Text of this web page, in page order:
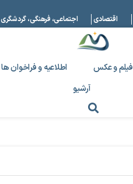
اقتصادی اجتماعی، فرهنگی، گردشگری
فیلم و عکس اطلاعیه و فراخوان ها
آرشیو